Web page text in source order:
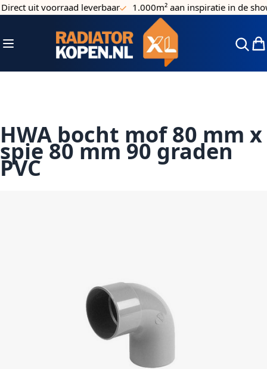
Ga naar de inhoud
uit voorraad leverbaar 1.000m² aan inspiratie in de
Toggle Nav
HWA bocht mof 80 mm x
spie 80 mm 90 graden
PVC